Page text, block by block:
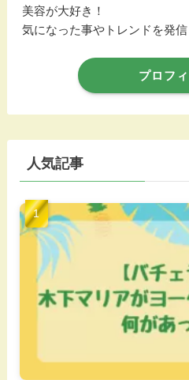
美容が大好き！
気になった事やトレンドを発信
プロフ
人気記事